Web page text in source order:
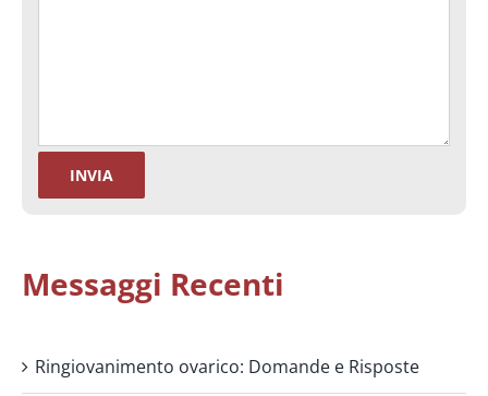
Messaggi Recenti
Ringiovanimento ovarico: Domande e Risposte